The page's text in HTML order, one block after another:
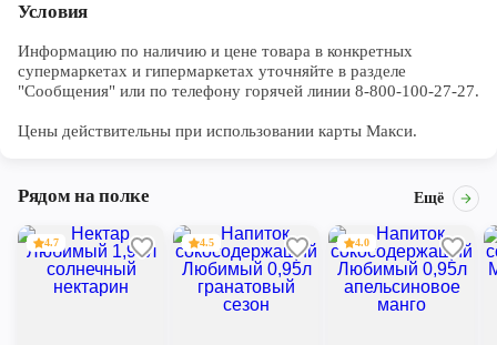
Условия
Информацию по наличию и цене товара в конкретных
супермаркетах и гипермаркетах уточняйте в разделе
"Сообщения" или по телефону горячей линии 8-800-100-27-27.
Цены действительны при использовании карты Макси.
Рядом на полке Ещё
4.7 4.5 4.0